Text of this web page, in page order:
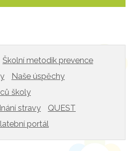
Školní metodik prevence
Naše úspěchy
školy
stravy
QUEST
portál